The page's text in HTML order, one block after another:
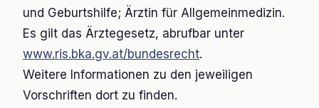
und Geburtshilfe; Ärztin für Allgemeinmedizin.
Es gilt das Ärztegesetz, abrufbar unter
www.ris.bka.gv.at/bundesrecht.
Weitere Informationen zu den jeweiligen
Vorschriften dort zu finden.